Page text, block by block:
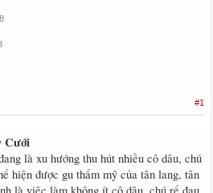
#1
Cưới
là xu hướng thu hút nhiều cô dâu, chú
hiện được gu thẩm mỹ của tân lang, tân
là việc làm không ít cô dâu, chú rể đau